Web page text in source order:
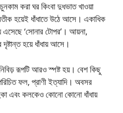
করা ঘর কিংবা দুধভাত খাওয়া
হয়েই ধাঁধাতে উঠে আসে। একাধিক
এসেছে ‘সোনার টোপর’। আয়না,
হয়ে ধাঁধায় আসে।
রূপটি আরও স্পষ্ট হয়। বেশ কিছু
ফল, প্রাণী ইত্যাদি। অবসর
এবং কলকেও কোনাে কোনাে ধাঁধায়